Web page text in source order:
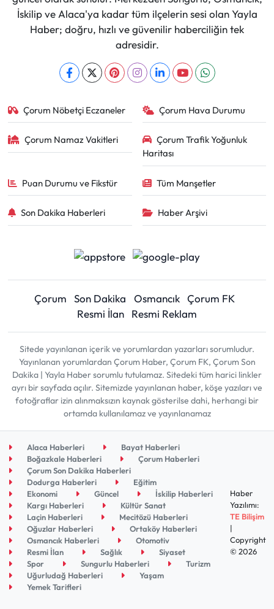
İskilip ve Alaca'ya kadar tüm ilçelerin sesi olan Yayla
Haber; doğru, hızlı ve güvenilir haberciliğin tek
adresidir.
Çorum Nöbetçi Eczaneler Çorum Hava Durumu
Çorum Namaz Vakitleri
Çorum Trafik Yoğunluk
Haritası
Puan Durumu ve Fikstür Tüm Manşetler
Son Dakika Haberleri Haber Arşivi
Çorum Son Dakika Osmancık Çorum FK
Resmi İlan
Resmi Reklam
Sitede yayınlanan içerik ve yorumlardan yazarları sorumludur.
Yayınlanan yorumlardan Çorum Haber, Çorum FK, Çorum Son
Dakika | Yayla Haber sorumlu tutulamaz. Sitedeki tüm harici linkler
ayrı bir sayfada açılır. Sitemizde yayınlanan haber, köşe yazıları ve
fotoğraflar izin alınmaksızın kaynak gösterilse dahi, herhangi bir
ortamda kullanılamaz ve yayınlanamaz
Alaca Haberleri
Bayat Haberleri
Boğazkale Haberleri
Çorum Haberleri
Çorum Son Dakika Haberleri
Dodurga Haberleri
Eğitim
Ekonomi
Güncel
İskilip Haberleri
Kargı Haberleri
Kültür Sanat
Laçin Haberleri
Mecitözü Haberleri
Oğuzlar Haberleri
Ortaköy Haberleri
Osmancık Haberleri
Otomotiv
Resmi İlan
Sağlık
Siyaset
Spor
Sungurlu Haberleri
Turizm
Uğurludağ Haberleri
Yaşam
Yemek Tarifleri
Haber
Yazılımı:
TE Bilişim
|
Copyright
© 2026